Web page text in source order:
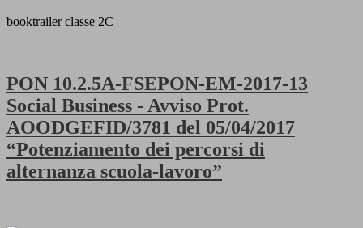
booktrailer classe 2C
PON 10.2.5A-FSEPON-EM-2017-13
Social Business - Avviso Prot.
AOODGEFID/3781 del 05/04/2017
“Potenziamento dei percorsi di
alternanza scuola-lavoro”